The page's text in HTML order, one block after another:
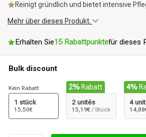
Reinigt gründlich und bietet intensive
Mehr über dieses Produkt.
Erhalten Sie15 Rabattpunktefür dieses
Bulk discount
Kein Rabatt
1 stück
15,50€
2% Rabatt
2 unités
15,19€ / Stück
4%
4